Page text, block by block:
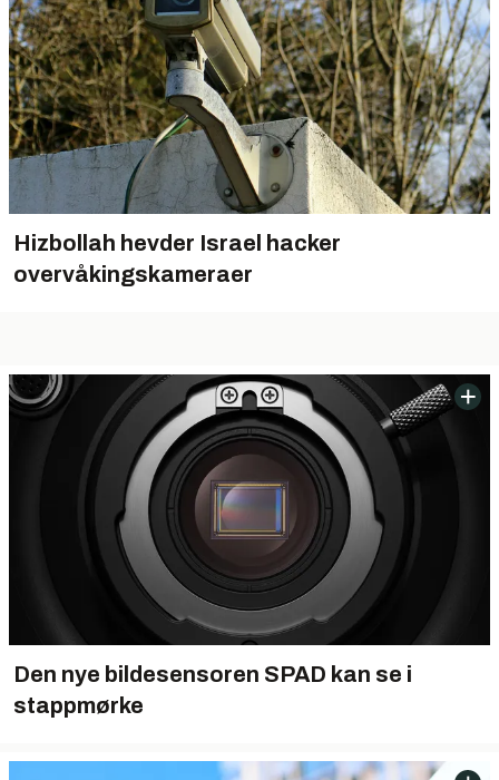
Hizbollah hevder Israel hacker
overvåkingskameraer
Den nye bildesensoren SPAD kan se i
stappmørke